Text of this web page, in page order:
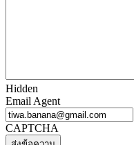
Hidden
Email Agent
CAPTCHA